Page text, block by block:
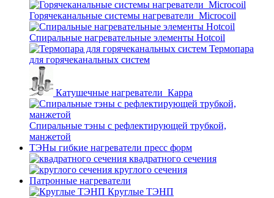
Горячеканальные системы нагреватели_Microcoil
Спиральные нагревательные элементы Hotcoil
Термопара
для горячеканальных систем
Катушечные нагреватели_Карра
Спиральные тэны с рефлектирующей трубкой,
манжетой
ТЭНы гибкие нагреватели пресс форм
квадратного сечения
круглого сечения
Патронные нагреватели
Круглые ТЭНП